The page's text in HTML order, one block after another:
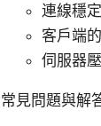
連線穩
客戶端
伺服器
見問題與解